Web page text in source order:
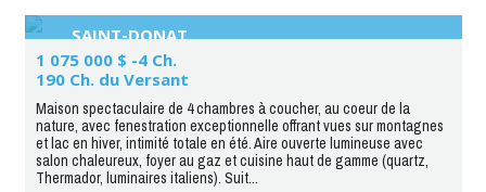
SAINT-DONAT
1 075 000 $ -4 Ch.
190 Ch. du Versant
Maison spectaculaire de 4 chambres à coucher, au coeur de la
nature, avec fenestration exceptionnelle offrant vues sur montagnes
et lac en hiver, intimité totale en été. Aire ouverte lumineuse avec
salon chaleureux, foyer au gaz et cuisine haut de gamme (quartz,
Thermador, luminaires italiens). Suit...